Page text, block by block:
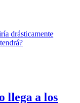
llega a los